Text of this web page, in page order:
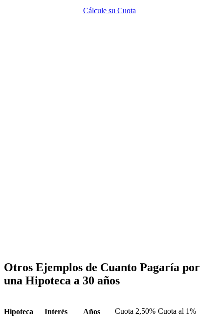
Cálcule su Cuota
Otros Ejemplos de Cuanto Pagaría por
una Hipoteca a 30 años
Hipoteca Interés Años Cuota 2,50% Cuota al 1%